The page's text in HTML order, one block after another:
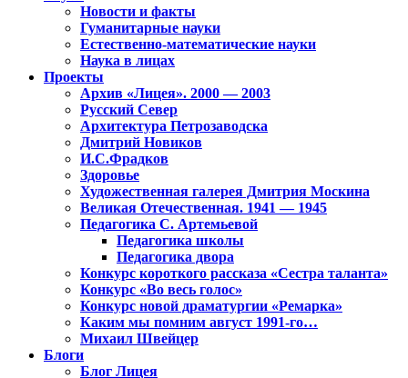
Новости и факты
Гуманитарные науки
Естественно-математические науки
Наука в лицах
Проекты
Архив «Лицея». 2000 — 2003
Русский Север
Архитектура Петрозаводска
Дмитрий Новиков
И.С.Фрадков
Здоровье
Художественная галерея Дмитрия Москина
Великая Отечественная. 1941 — 1945
Педагогика С. Артемьевой
Педагогика школы
Педагогика двора
Конкурс короткого рассказа «Сестра таланта»
Конкурс «Во весь голос»
Конкурс новой драматургии «Ремарка»
Каким мы помним август 1991-го…
Михаил Швейцер
Блоги
Блог Лицея